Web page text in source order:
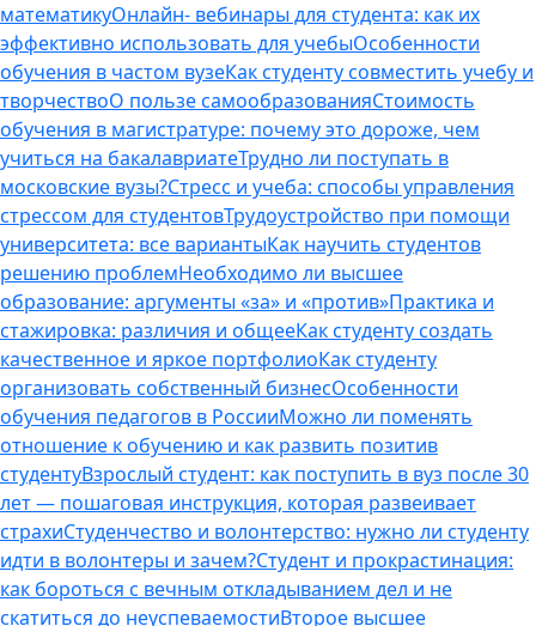
математикуОнлайн- вебинары для студента: как их
эффективно использовать для учебыОсобенности
обучения в частом вузеКак студенту совместить учебу и
творчествоО пользе самообразованияСтоимость
обучения в магистратуре: почему это дороже, чем
учиться на бакалавриатеТрудно ли поступать в
московские вузы?Стресс и учеба: способы управления
стрессом для студентовТрудоустройство при помощи
университета: все вариантыКак научить студентов
решению проблемНеобходимо ли высшее
образование: аргументы «за» и «против»Практика и
стажировка: различия и общееКак студенту создать
качественное и яркое портфолиоКак студенту
организовать собственный бизнесОсобенности
обучения педагогов в РоссииМожно ли поменять
отношение к обучению и как развить позитив
студентуВзрослый студент: как поступить в вуз после 30
лет — пошаговая инструкция, которая развеивает
страхиСтуденчество и волонтерство: нужно ли cтуденту
идти в волонтеры и зачем?Студент и прокрастинация:
как бороться с вечным откладыванием дел и не
скатиться до неуспеваемостиВторое высшее